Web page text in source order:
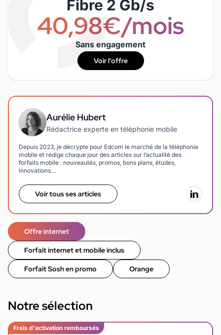
Fibre 2 Gb/s
40,98€/mois
Sans engagement
Voir l'offre
Aurélie Hubert
Rédactrice experte en téléphonie mobile
Depuis 2023, je décrypte pour Edcom le marché de la téléphonie
mobile et rédige chaque jour des articles sur l’actualité des
forfaits mobile : nouveautés, promos, bons plans, études,
innovations…
Voir tous ses articles
Offre internet
Forfait internet et mobile inclus
Forfait Sosh en promo Orange
Notre sélection
Frais d'activation remboursés